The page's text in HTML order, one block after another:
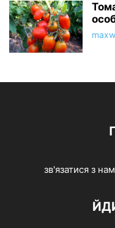
зв'язатися з